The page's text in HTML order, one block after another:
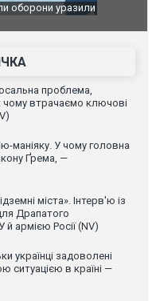
НПЗ:
Неймар
проблема,
чому втрачаємо ключові
маніяку. У чому головна
Ґрема, —
міста». Інтерв'ю із
Драпатого
й армією Росії (NV)
українці задоволені
ситуацією в країні —